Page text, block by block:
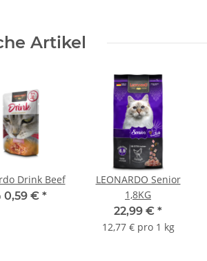
Artikel
Drink Beef
0,59 € *
LEONARDO Senior
1,8KG
22,99 € *
12,77 € pro 1 kg